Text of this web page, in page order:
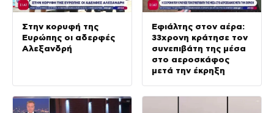
Στην κορυφή της
Ευρώπης οι αδερφές
Αλεξανδρή
Εφιάλτης στον αέρα:
33χρονη κράτησε τον
συνεπιβάτη της μέσα
στο αεροσκάφος
μετά την έκρηξη